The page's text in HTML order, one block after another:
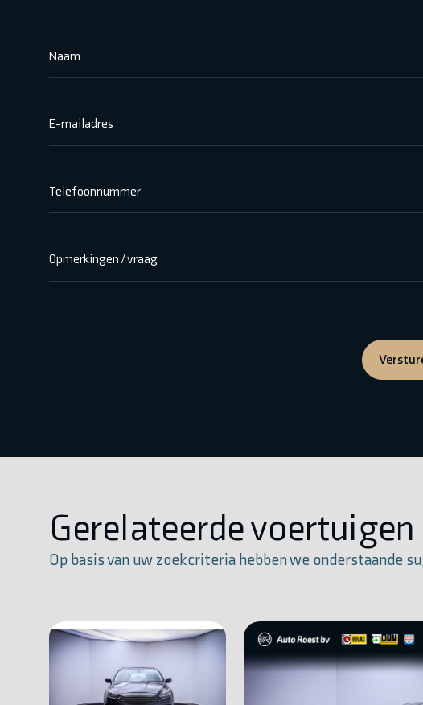
Naam
E-mailadres
Telefoonnummer
Opmerkingen / vraag
Gerelateerde voertuigen
Op basis van uw zoekcriteria hebben we onderstaande